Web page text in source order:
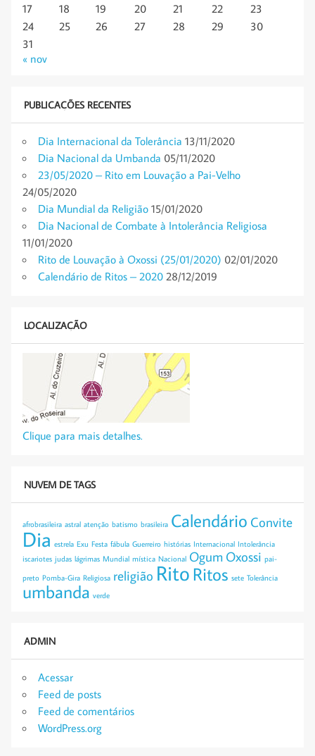
17
18 19 20 21 22
23
24
25 26 27 28 29
30
31
« nov
PUBLICAÇÕES RECENTES
Dia Internacional da Tolerância 13/11/2020
Dia Nacional da Umbanda 05/11/2020
23/05/2020 – Rito em Louvação a Pai-Velho
24/05/2020
Dia Mundial da Religião 15/01/2020
Dia Nacional de Combate à Intolerância Religiosa
11/01/2020
Rito de Louvação à Oxossi (25/01/2020) 02/01/2020
Calendário de Ritos – 2020 28/12/2019
LOCALIZAÇÃO
Clique para mais detalhes.
NUVEM DE TAGS
afrobrasileira astral atenção batismo brasileira Calendário Convite
Dia estrela Exu Festa fábula Guerreiro histórias Internacional Intolerância
iscariotes judas lágrimas Mundial mística Nacional Ogum Oxossi pai-
preto Pomba-Gira Religiosa religião RitoRitos sete Tolerância
umbanda verde
ADMIN
Acessar
Feed de posts
Feed de comentários
WordPress.org